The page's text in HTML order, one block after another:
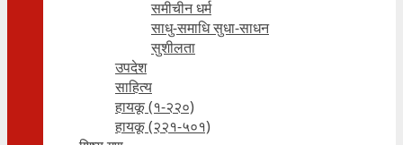
समीचीन धर्म
साधु-समाधि सुधा-साधन
सुशीलता
उपदेश
साहित्य
हायकू (१‍-२२०)
हायकू (२२१-५०१)